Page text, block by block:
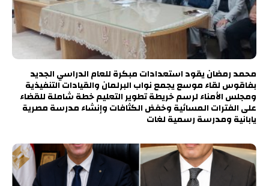
محمد رمضان يقود استعدادات مبكرة للعام الدراسي الجديد
بفاقوس لقاء موسع يجمع نواب البرلمان والقيادات التنفيذية
ومجلس الأمناء لرسم خريطة تطوير التعليم خطة شاملة للقضاء
على الفترات المسائية وخفض الكثافات وإنشاء مدرسة مصرية
يابانية ومدرسة رسمية لغات